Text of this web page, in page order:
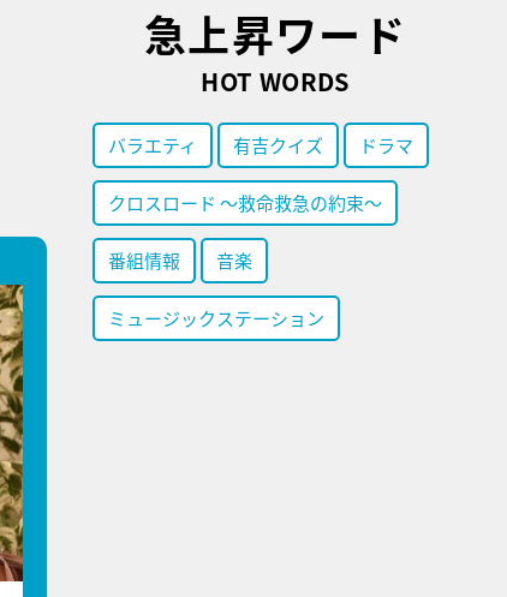
急上昇ワード
HOT WORDS
バラエティ 有吉クイズ ドラマ
クロスロード ～救命救急の約束～
番組情報 音楽
ミュージックステーション